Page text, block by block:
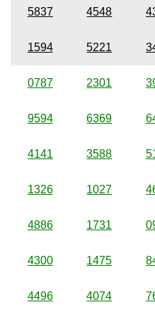
5837 4548
1594 5221
0787 2301
9594 6369
4141 3588
1326 1027
4886 1731
4300 1475
4496 4074